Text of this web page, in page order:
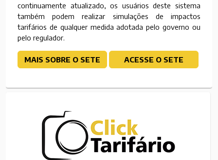
continuamente atualizado, os usuários deste sistema
também podem realizar simulações de impactos
tarifários de qualquer medida adotada pelo governo ou
pelo regulador.
MAIS SOBRE O SETE ACESSE O SETE